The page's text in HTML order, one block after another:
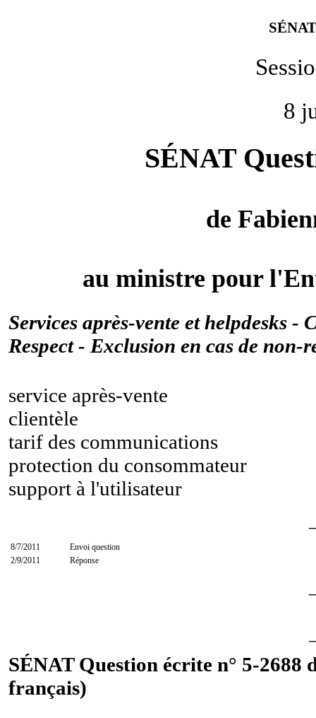
8
SÉNAT
de
au ministre pour
Services après-vente et helpdesks
Respect - Exclusion en cas de non-
service après-vente
clientèle
tarif des communications
protection du consommateur
support à l'utilisateur
8/7/2011
Envoi question
2/9/2011
Réponse
SÉNAT Question écrite n° 5-2688
français)